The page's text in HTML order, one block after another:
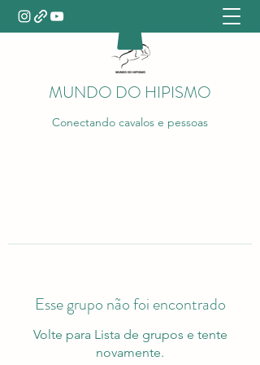
MUNDO DO HIPISMO
Conectando cavalos e pessoas
Esse grupo não foi encontrado
Volte para Lista de grupos e tente
novamente.